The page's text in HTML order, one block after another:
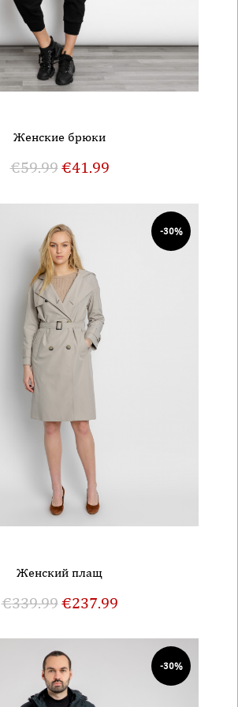
Женские брюки
€59.99€41.99
-30%
Женский плащ
€339.99€237.99
-30%